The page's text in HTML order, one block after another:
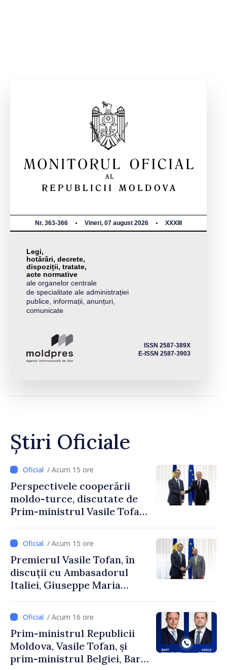
Nr. 363-366 Vineri, 07 august 2026 XXXIII
Legi,
hotărâri, decrete,
dispoziții, tratate,
acte normative
ale organelor centrale
de specialitate ale administrației
publice, informații, anunțuri,
comunicate
ISSN 2587-389X
E-ISSN 2587-3903
Știri Oficiale
/ Acum 15 ore
Perspectivele cooperării
moldo-turce, discutate de
Prim-ministrul Vasile Tofan
Uygar Mustafa Sertel
/ Acum 15 ore
Premierul Vasile Tofan, în
discuții cu Ambasadorul
Italiei, Giuseppe Maria
/ Acum 16 ore
Prim-ministrul Republicii
Moldova, Vasile Tofan, și
prim-ministrul Belgiei, Bart